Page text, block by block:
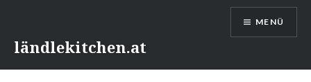
Inhaltländlekitchen.at
MENÜ